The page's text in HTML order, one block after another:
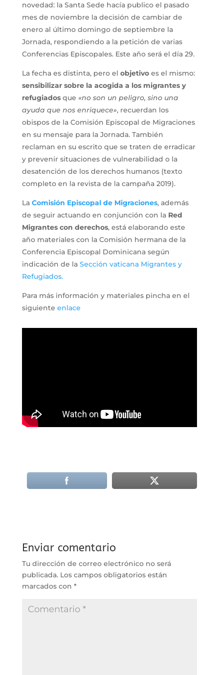
novedad: la Santa Sede hacía publico el pasado
mes de noviembre la decisión de cambiar de
enero al último domingo de septiembre la
Jornada, respondiendo a la petición de varias
Conferencias Episcopales. Este año será el día 29.
La fecha es distinta, pero el objetivoes el mismo:
sensibilizar sobre la acogida a los migrantes y
refugiadosque «no son un peligro, sino una
ayuda que nos enriquece», recuerdan los
obispos de la Comisión Episcopal de Migraciones
en su mensaje para la Jornada. También
reclaman en su escrito que se traten de erradicar
y prevenir situaciones de vulnerabilidad o la
desatención de los derechos humanos (texto
completo en la revista de la campaña 2019).
La Comisión Episcopal de Migraciones, además
de seguir actuando en conjunción con la Red
Migrantes con derechos, está elaborando este
año materiales con la Comisión hermana de la
Conferencia Episcopal Dominicana según
indicación de la Sección vaticana Migrantes y
Refugiados.
Para más información y materiales pincha en el
siguiente enlace
Enviar comentario
Tu dirección de correo electrónico no será
publicada. Los campos obligatorios están
marcados con *